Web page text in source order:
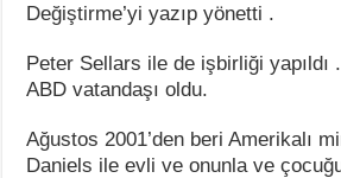
Değiştirme’yi yazıp yönetti .
Peter Sellars ile de işbirliği yapıldı
ABD vatandaşı oldu.
Ağustos 2001’den beri Amerikalı
Daniels ile evli ve onunla ve